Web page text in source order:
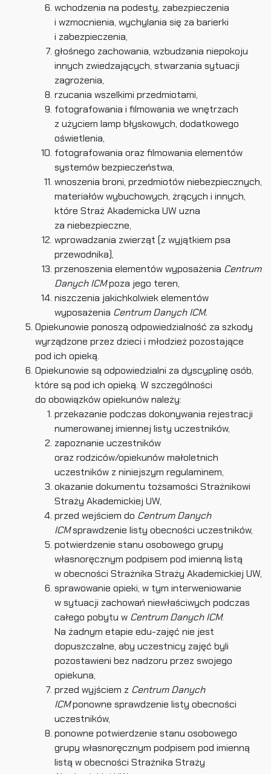
wchodzenia na podesty, zabezpieczenia
i wzmocnienia, wychylania się za barierki
i zabezpieczenia,
głośnego zachowania, wzbudzania niepokoju
innych zwiedzających, stwarzania sytuacji
zagrożenia,
rzucania wszelkimi przedmiotami,
fotografowania i filmowania we wnętrzach
z użyciem lamp błyskowych, dodatkowego
oświetlenia,
fotografowania oraz filmowania elementów
systemów bezpieczeństwa,
wnoszenia broni, przedmiotów niebezpiecznych,
materiałów wybuchowych, żrących i innych,
które Straż Akademicka UW uzna
za niebezpieczne,
wprowadzania zwierząt (z wyjątkiem psa
przewodnika),
przenoszenia elementów wyposażenia Centrum
Danych ICMpoza jego teren,
niszczenia jakichkolwiek elementów
wyposażenia Centrum Danych ICM.
Opiekunowie ponoszą odpowiedzialność za szkody
wyrządzone przez dzieci i młodzież pozostające
pod ich opieką.
Opiekunowie są odpowiedzialni za dyscyplinę osób,
które są pod ich opieką. W szczególności
do obowiązków opiekunów należy:
przekazanie podczas dokonywania rejestracji
numerowanej imiennej listy uczestników,
zapoznanie uczestników
oraz rodziców/opiekunów małoletnich
uczestników z niniejszym regulaminem,
okazanie dokumentu tożsamości Strażnikowi
Straży Akademickiej UW,
przed wejściem do Centrum Danych
ICMsprawdzenie listy obecności uczestników,
potwierdzenie stanu osobowego grupy
własnoręcznym podpisem pod imienną listą
w obecności Strażnika Straży Akademickiej UW,
sprawowanie opieki, w tym interweniowanie
w sytuacji zachowań niewłaściwych podczas
całego pobytu w Centrum Danych ICM.
Na żadnym etapie edu-zajęć nie jest
dopuszczalne, aby uczestnicy zajęć byli
pozostawieni bez nadzoru przez swojego
opiekuna,
przed wyjściem z Centrum Danych
ICMponowne sprawdzenie listy obecności
uczestników,
ponowne potwierdzenie stanu osobowego
grupy własnoręcznym podpisem pod imienną
listą w obecności Strażnika Straży